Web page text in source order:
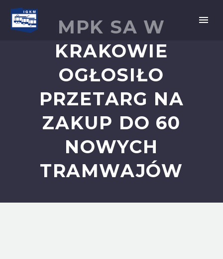
MPK SA W
KRAKOWIE
OGŁOSIŁO
PRZETARG NA
ZAKUP DO 60
NOWYCH
TRAMWAJÓW